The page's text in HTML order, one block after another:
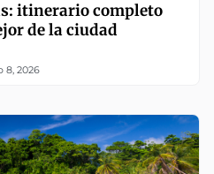
itinerario completo
de la ciudad
8, 2026